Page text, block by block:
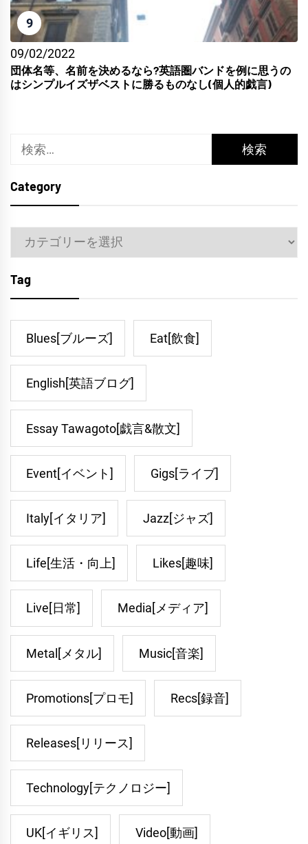
9
09/02/2022
団体名等、名前を決めるなら?英語圏バンドを例に思うの
はシンプルイズザベストに勝るものなし(個人的戯言)
Category
Category
Tag
Blues[ブルーズ] Eat[飲食]
English[英語ブログ]
Essay Tawagoto[戯言&散文]
Event[イベント] Gigs[ライブ]
Italy[イタリア] Jazz[ジャズ]
Life[生活・向上] Likes[趣味]
Live[日常] Media[メディア]
Metal[メタル] Music[音楽]
Promotions[プロモ] Recs[録音]
Releases[リリース]
Technology[テクノロジー]
UK[イギリス] Video[動画]